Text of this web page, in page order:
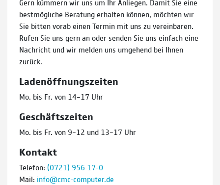
Gern kümmern wir uns um Ihr Anliegen. Damit Sie eine
bestmögliche Beratung erhalten können, möchten wir
Sie bitten vorab einen Termin mit uns zu vereinbaren.
Rufen Sie uns gern an oder senden Sie uns einfach eine
Nachricht und wir melden uns umgehend bei Ihnen
zurück.
Ladenöffnungszeiten
Mo. bis Fr. von 14–17 Uhr
Geschäftszeiten
Mo. bis Fr. von 9–12 und 13–17 Uhr
Kontakt
Telefon: (0721) 956 17-0
Mail: info@cmc-computer.de